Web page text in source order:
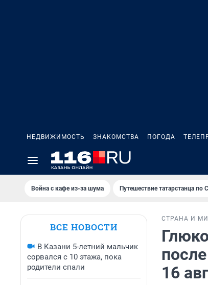
НЕДВИЖИМОСТЬ ЗНАКОМСТВА ПОГОДА
Война с кафе из-за шума Путешествие татарстанца по
ВСЕ НОВОСТИ
В Казани 5-летний мальчик
сорвался с 10 этажа, пока
родители спали
СТРАНА И
16